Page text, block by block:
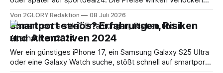
artikel wertet systematisch aktuelle bewertungen,
erfahrung von kunden und bekannte Vorfälle aus, um eine
fundierte Einschätzung für 2026 zu liefern. Kurzes Fazit
vorab: Wie seriös
Von 2GLORY Redaktion 08 Juli 2026
smartport seriös? Erfahrungen, Risiken
und Alternativen 2024
Wer ein günstiges iPhone 17, ein Samsung Galaxy S25 Ultra
oder eine Galaxy Watch suche, stößt schnell auf smartport.